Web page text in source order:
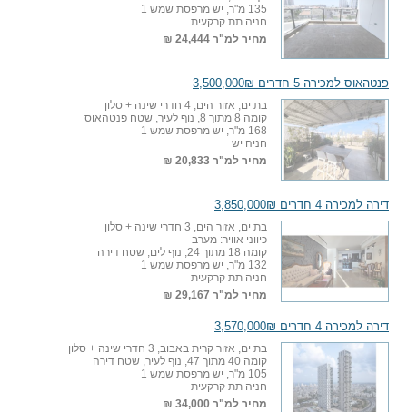
135 מ"ר, יש מרפסת שמש 1
חניה תת קרקעית
מחיר למ"ר 24,444 ₪
פנטהאוס למכירה 5 חדרים 3,500,000₪
בת ים, אזור הים, 4 חדרי שינה + סלון
קומה 8 מתוך 8, נוף לעיר, שטח פנטהאוס
168 מ"ר, יש מרפסת שמש 1
חניה יש
מחיר למ"ר 20,833 ₪
דירה למכירה 4 חדרים 3,850,000₪
בת ים, אזור הים, 3 חדרי שינה + סלון
כיווני אוויר: מערב
קומה 18 מתוך 24, נוף לים, שטח דירה
132 מ"ר, יש מרפסת שמש 1
חניה תת קרקעית
מחיר למ"ר 29,167 ₪
דירה למכירה 4 חדרים 3,570,000₪
בת ים, אזור קרית באבוב, 3 חדרי שינה + סלון
קומה 40 מתוך 47, נוף לעיר, שטח דירה
105 מ"ר, יש מרפסת שמש 1
חניה תת קרקעית
מחיר למ"ר 34,000 ₪